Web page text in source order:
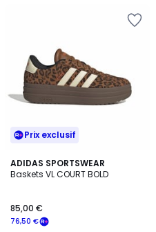
Prix exclusif
ADIDAS SPORTSWEAR
Baskets VL COURT BOLD
76,50 €
85,00 €
4,7
/ 5